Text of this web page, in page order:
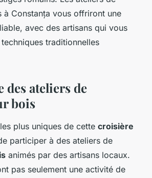
à Constanța vous offriront une
avec des artisans qui vous
traditionnelles
des ateliers de
bois
plus uniques de cette croisière
participer à des ateliers de
animés par des artisans locaux.
pas seulement une activité de